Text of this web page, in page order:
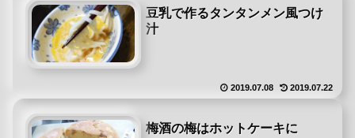
豆乳で作るタンタンメン風つけ
汁
2019.07.08 2019.07.22
梅酒の梅はホットケーキに